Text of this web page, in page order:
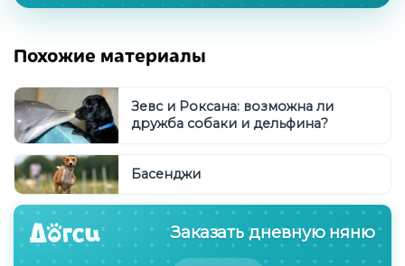
Похожие материалы
Зевс и Роксана: возможна ли
дружба собаки и дельфина?
Басенджи
Заказать дневную няню